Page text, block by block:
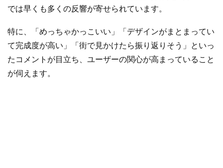
では早くも多くの反響が寄せられています。
特に、「めっちゃかっこいい」「デザインがまとまってい
て完成度が高い」「街で見かけたら振り返りそう」といっ
たコメントが目立ち、ユーザーの関心が高まっていること
が伺えます。